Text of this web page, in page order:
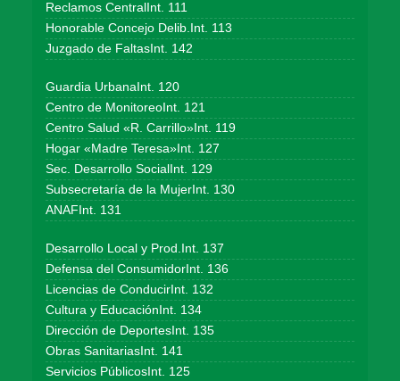
Reclamos CentralInt. 111
Honorable Concejo Delib.Int. 113
Juzgado de FaltasInt. 142
Guardia UrbanaInt. 120
Centro de MonitoreoInt. 121
Centro Salud «R. Carrillo»Int. 119
Hogar «Madre Teresa»Int. 127
Sec. Desarrollo SocialInt. 129
Subsecretaría de la MujerInt. 130
ANAFInt. 131
Desarrollo Local y Prod.Int. 137
Defensa del ConsumidorInt. 136
Licencias de ConducirInt. 132
Cultura y EducaciónInt. 134
Dirección de DeportesInt. 135
Obras SanitariasInt. 141
Servicios PúblicosInt. 125